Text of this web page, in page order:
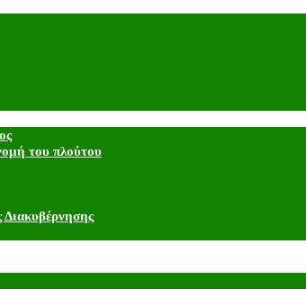
του πλούτου